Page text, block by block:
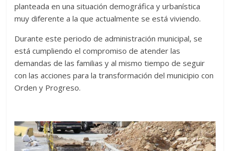
planteada en una situación demográfica y urbanística
muy diferente a la que actualmente se está viviendo.
Durante este periodo de administración municipal, se
está cumpliendo el compromiso de atender las
demandas de las familias y al mismo tiempo de seguir
con las acciones para la transformación del municipio con
Orden y Progreso.